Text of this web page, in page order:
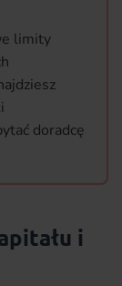
limity
doradcę
i